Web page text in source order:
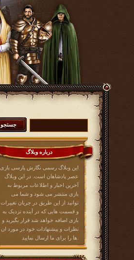
درباره وبلاگ
این وبلاگ رسمی نگارش پارسی بازی
عصر پادشاهان است. در این وبلاگ
آخرین اخبار و اطلاعات مربوط به
بازی منتشر می شود و شما می
توانید از این طریق در جریان تغییرات
و قسمت هایی که در آینده نزدیک به
بازی اضافه خواهد شد قرار بگیرید و
نظرات و پیشنهادات خود در مورد ان